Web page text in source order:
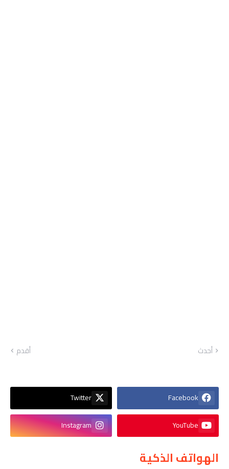
أحدث أقدم
Facebook
Twitter
YouTube
Instagram
الهواتف الذكية